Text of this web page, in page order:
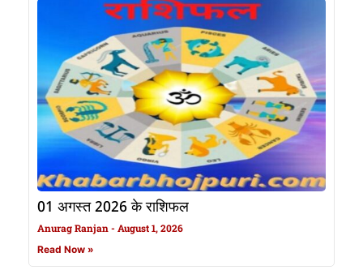
01 अगस्त 2026 के राशिफल
Anurag Ranjan August 1, 2026
Read Now »